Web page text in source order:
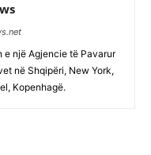
një Agjencie të Pavarur
në Shqipëri, New York,
Kopenhagë.